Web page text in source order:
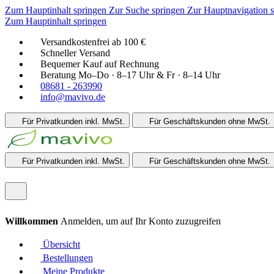
Zum Hauptinhalt springen Zur Suche springen Zur Hauptnavigation
Zum Hauptinhalt springen
Versandkostenfrei ab 100 €
Schneller Versand
Bequemer Kauf auf Rechnung
Beratung Mo–Do · 8–17 Uhr & Fr · 8–14 Uhr
08681 - 263990
info@mavivo.de
Für Privatkunden inkl. MwSt. Für Geschäftskunden ohne MwSt.
Für Privatkunden inkl. MwSt. Für Geschäftskunden ohne MwSt.
Willkommen Anmelden, um auf Ihr Konto zuzugreifen
Übersicht
Bestellungen
Meine Produkte